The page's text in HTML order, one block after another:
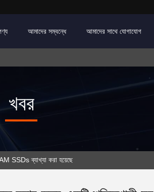
আমাদের সম্বন্ধে আমাদের সাথে যোগাযোগ
খবর
SSDs ব্যাখ্যা করা হয়েছে